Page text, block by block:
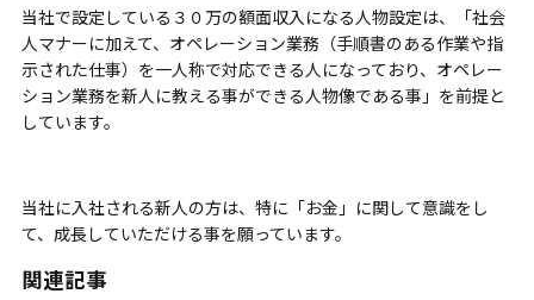
当社で設定している３０万の額面収入になる人物設定は、「社会
人マナーに加えて、オペレーション業務（手順書のある作業や指
示された仕事）を一人称で対応できる人になっており、オペレー
ション業務を新人に教える事ができる人物像である事」を前提と
しています。
当社に入社される新人の方は、特に「お金」に関して意識をし
て、成長していただける事を願っています。
関連記事